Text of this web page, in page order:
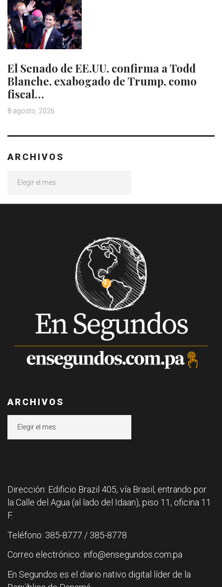
El Senado de EE.UU. confirma a Todd
Blanche, exabogado de Trump, como
fiscal…
8 agosto, 2026
ARCHIVOS
ARCHIVOS
Dirección: Edificio Brazil 405, vía Brasil, entrando por
la Calle del Agua (al lado del Idaan), piso 11, oficina 11
F.
Teléfono: 385-8777 / 385-8778
Correo electrónico: info@ensegundos.com.pa
En Segundos es el diario nativo digital líder de la